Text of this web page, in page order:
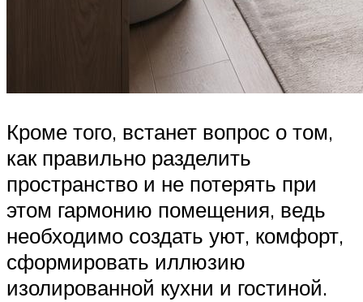
Кроме того, встанет вопрос о том,
как правильно разделить
пространство и не потерять при
этом гармонию помещения, ведь
необходимо создать уют, комфорт,
сформировать иллюзию
изолированной кухни и гостиной.